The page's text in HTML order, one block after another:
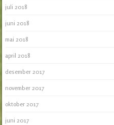
juli 2018
juni 2018
mai 2018
april 2018
desember 2017
november 2017
oktober 2017
juni 2017